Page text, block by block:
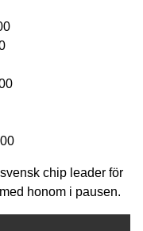
chip leader för
honom i pausen.